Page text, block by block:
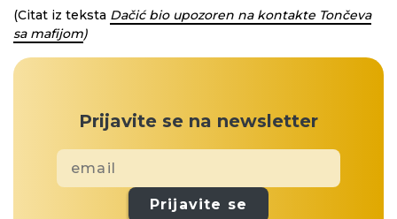
(Citat iz teksta Dačić bio upozoren na kontakte Tončeva
sa mafijom)
Prijavite se na newsletter
Prijavite se